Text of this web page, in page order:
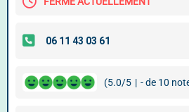
(5.0/5 | - de 10